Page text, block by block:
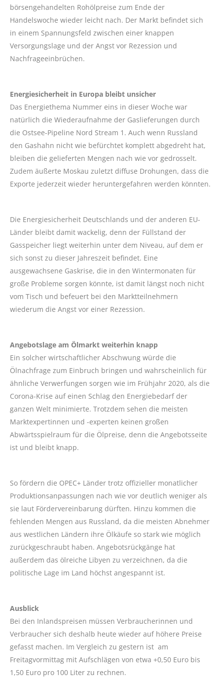
börsengehandelten Rohölpreise zum Ende der
Handelswoche wieder leicht nach. Der Markt befindet sich
in einem Spannungsfeld zwischen einer knappen
Versorgungslage und der Angst vor Rezession und
Nachfrageeinbrüchen.
Energiesicherheit in Europa bleibt unsicher
Das Energiethema Nummer eins in dieser Woche war
natürlich die Wiederaufnahme der Gaslieferungen durch
die Ostsee-Pipeline Nord Stream 1. Auch wenn Russland
den Gashahn nicht wie befürchtet komplett abgedreht hat,
bleiben die gelieferten Mengen nach wie vor gedrosselt.
Zudem äußerte Moskau zuletzt diffuse Drohungen, dass die
Exporte jederzeit wieder heruntergefahren werden könnten.
Die Energiesicherheit Deutschlands und der anderen EU-
Länder bleibt damit wackelig, denn der Füllstand der
Gasspeicher liegt weiterhin unter dem Niveau, auf dem er
sich sonst zu dieser Jahreszeit befindet. Eine
ausgewachsene Gaskrise, die in den Wintermonaten für
große Probleme sorgen könnte, ist damit längst noch nicht
vom Tisch und befeuert bei den Marktteilnehmern
wiederum die Angst vor einer Rezession.
Angebotslage am Ölmarkt weiterhin knapp
Ein solcher wirtschaftlicher Abschwung würde die
Ölnachfrage zum Einbruch bringen und wahrscheinlich für
ähnliche Verwerfungen sorgen wie im Frühjahr 2020, als die
Corona-Krise auf einen Schlag den Energiebedarf der
ganzen Welt minimierte. Trotzdem sehen die meisten
Marktexpertinnen und -experten keinen großen
Abwärtsspielraum für die Ölpreise, denn die Angebotsseite
ist und bleibt knapp.
So fördern die OPEC+ Länder trotz offizieller monatlicher
Produktionsanpassungen nach wie vor deutlich weniger als
sie laut Fördervereinbarung dürften. Hinzu kommen die
fehlenden Mengen aus Russland, da die meisten Abnehmer
aus westlichen Ländern ihre Ölkäufe so stark wie möglich
zurückgeschraubt haben. Angebotsrückgänge hat
außerdem das ölreiche Libyen zu verzeichnen, da die
politische Lage im Land höchst angespannt ist.
Ausblick
Bei den Inlandspreisen müssen Verbraucherinnen und
Verbraucher sich deshalb heute wieder auf höhere Preise
gefasst machen. Im Vergleich zu gestern ist am
Freitagvormittag mit Aufschlägen von etwa +0,50 Euro bis
1,50 Euro pro 100 Liter zu rechnen.